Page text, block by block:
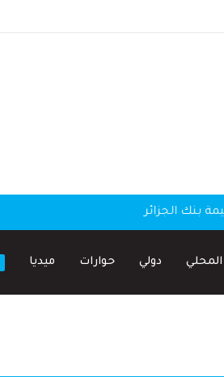
بنك الجزائر
المحلي دولي حوارات ميديا